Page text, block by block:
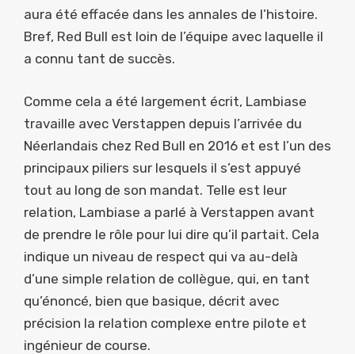
aura été effacée dans les annales de l’histoire.
Bref, Red Bull est loin de l’équipe avec laquelle il
a connu tant de succès.
Comme cela a été largement écrit, Lambiase
travaille avec Verstappen depuis l’arrivée du
Néerlandais chez Red Bull en 2016 et est l’un des
principaux piliers sur lesquels il s’est appuyé
tout au long de son mandat. Telle est leur
relation, Lambiase a parlé à Verstappen avant
de prendre le rôle pour lui dire qu’il partait. Cela
indique un niveau de respect qui va au-delà
d’une simple relation de collègue, qui, en tant
qu’énoncé, bien que basique, décrit avec
précision la relation complexe entre pilote et
ingénieur de course.